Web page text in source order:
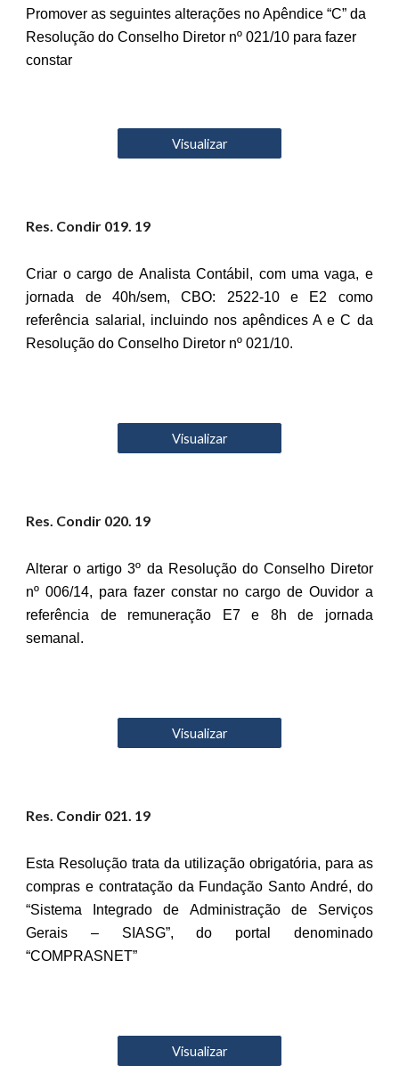
Promover as seguintes alterações no Apêndice “C” da
Resolução do Conselho Diretor nº 021/10 para fazer
constar
Visualizar
Res. Condir 019. 19
Criar o cargo de Analista Contábil, com uma vaga, e
jornada de 40h/sem, CBO: 2522-10 e E2 como
referência salarial, incluindo nos apêndices A e C da
Resolução do Conselho Diretor nº 021/10.
Visualizar
Res. Condir 020. 19
Alterar o artigo 3º da Resolução do Conselho Diretor
nº 006/14, para fazer constar no cargo de Ouvidor a
referência de remuneração E7 e 8h de jornada
semanal.
Visualizar
Res. Condir 021. 19
Esta Resolução trata da utilização obrigatória, para as
compras e contratação da Fundação Santo André, do
“Sistema Integrado de Administração de Serviços
Gerais – SIASG”, do portal denominado
“COMPRASNET”
Visualizar